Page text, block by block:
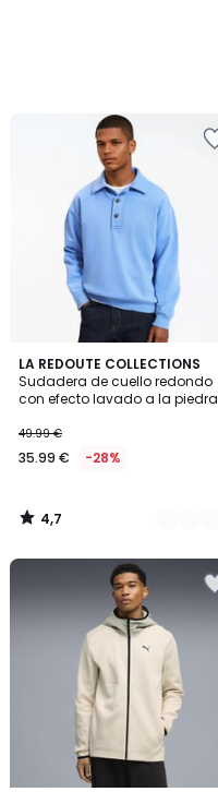
LA REDOUTE COLLECTIONS
Sudadera de cuello redondo
con efecto lavado a la piedra
49.99 €
35.99 € -28%
4,7
/ 5
3
Colores
4,7
/